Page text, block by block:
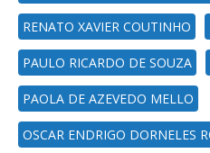
RENATO XAVIER COUTINHO
PAULO RICARDO DE SOUZA
PAOLA DE AZEVEDO MELLO
OSCAR ENDRIGO DORNELES